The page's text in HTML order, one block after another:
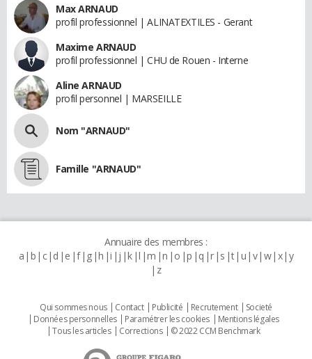
Max ARNAUD
profil professionnel | ALINATEXTILES - Gerant
Maxime ARNAUD
profil professionnel | CHU de Rouen - Interne
Aline ARNAUD
profil personnel | MARSEILLE
Nom "ARNAUD"
Famille "ARNAUD"
Annuaire des membres :
a b c d e f g h i j k l m n o p q r s t u v w x y
z
Qui sommes nous Contact Publicité Recrutement
Societé
Données personnelles
Paramétrer les cookies
Mentions légales
Tous les articles
Corrections © 2022 CCM Benchmark